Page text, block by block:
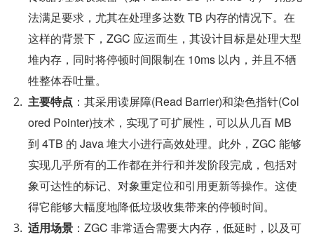
法满足要求，尤其在处理多达数 TB 内存的情况下。在
这样的背景下，ZGC 应运而生，其设计目标是处理大型
堆内存，同时将停顿时间限制在 10ms 以内，并且不牺
牲整体吞吐量。
主要特点 ：其采用读屏障(Read Barrier)和染色指针(Col
ored Pointer)技术，实现了可扩展性，可以从几百 MB
到 4TB 的 Java 堆大小进行高效处理。此外，ZGC 能够
实现几乎所有的工作都在并行和并发阶段完成，包括对
象可达性的标记、对象重定位和引用更新等操作。这使
得它能够大幅度地降低垃圾收集带来的停顿时间。
适用场景 ：ZGC 非常适合需要大内存，低延时，以及可